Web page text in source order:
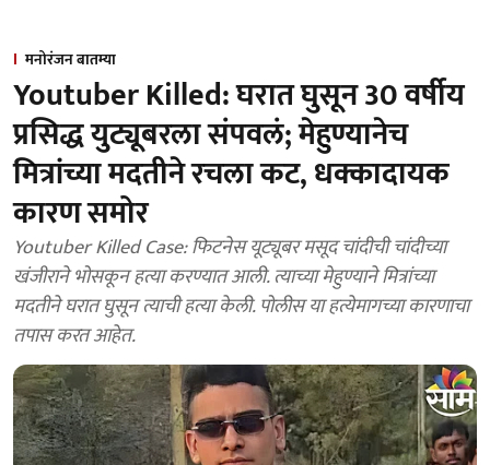
मनोरंजन बातम्या
Youtuber Killed: घरात घुसून 30 वर्षीय
प्रसिद्ध युट्यूबरला संपवलं; मेहुण्यानेच
मित्रांच्या मदतीने रचला कट, धक्कादायक
कारण समोर
Youtuber Killed Case: फिटनेस यूट्यूबर मसूद चांदीची चांदीच्या
खंजीराने भोसकून हत्या करण्यात आली. त्याच्या मेहुण्याने मित्रांच्या
मदतीने घरात घुसून त्याची हत्या केली. पोलीस या हत्येमागच्या कारणाचा
तपास करत आहेत.